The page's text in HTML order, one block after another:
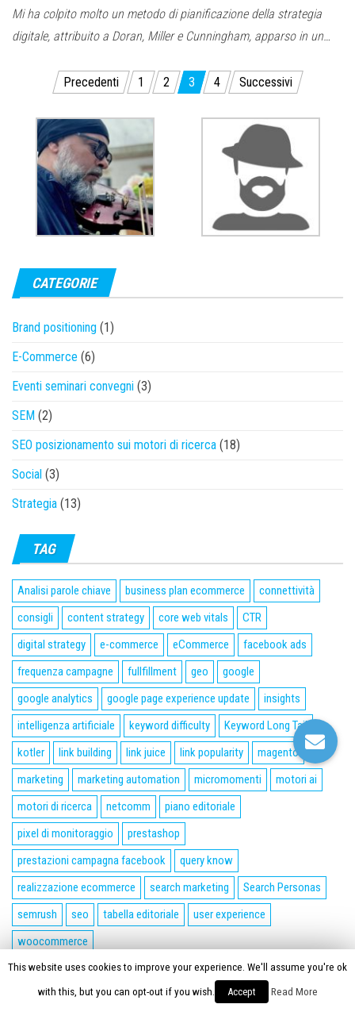
Mi ha colpito molto un metodo di pianificazione della strategia
digitale, attribuito a Doran, Miller e Cunningham, apparso in un…
Navigazione articoli
Precedenti 1 2 3 4 Successivi
CATEGORIE
Brand positioning (1)
E-Commerce (6)
Eventi seminari convegni (3)
SEM (2)
SEO posizionamento sui motori di ricerca (18)
Social (3)
Strategia (13)
TAG
Analisi parole chiave business plan ecommerce
connettività
consigli
content strategy core web vitals
CTR
digital strategy
e-commerce eCommerce
facebook ads
frequenza campagne
fullfillment geo
google
google analytics
google page experience update
insights
intelligenza artificiale
keyword difficulty
Keyword Long Tail
kotler
link building link juice link popularity
magento
marketing
marketing automation micromomenti
motori ai
motori di ricerca
netcomm
piano editoriale
pixel di monitoraggio
prestashop
prestazioni campagna facebook
query know
realizzazione ecommerce
search marketing
Search Personas
semrush
seo tabella editoriale
user experience
woocommerce
Proudly powered byWordPress |Tema:Envo Magazine
This website uses cookies to improve your experience. We'll assume you're ok
with this, but you can opt-out if you wish. Accept Read More